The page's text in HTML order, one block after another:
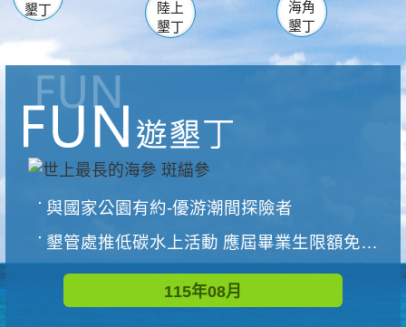
墾丁
陸上
墾丁
海角
墾丁
與國家公園有約-優游潮間探險者
墾管處推低碳水上活動 應屆畢業生限額免費參加
115年08月